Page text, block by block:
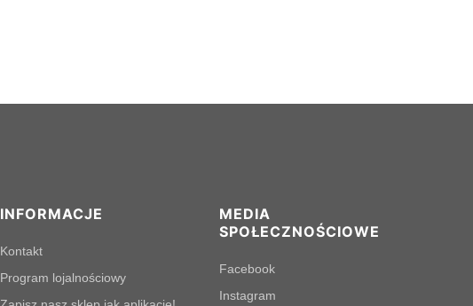
INFORMACJE
Kontakt
Program lojalnościowy
MEDIA
SPOŁECZNOŚCIOWE
Facebook
Instagram